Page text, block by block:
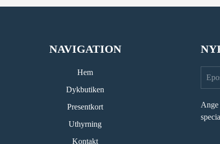
NAVIGATION
Hem
Dykbutiken
Presentkort
Uthyrning
Kontakt
Ange